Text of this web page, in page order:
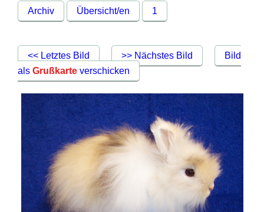
Archiv Übersicht/en 1
<< Letztes Bild >> Nächstes Bild
Bild
alsGrußkarte verschicken